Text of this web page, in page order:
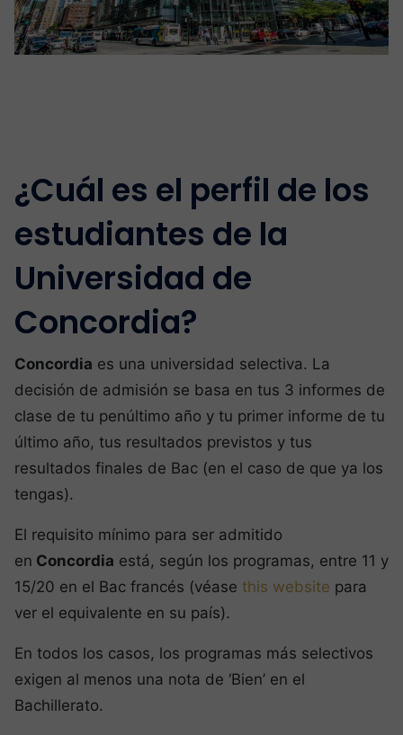
¿Cuál es el perfil de los
estudiantes de la
Universidad de
Concordia?
Concordia es una universidad selectiva. La
decisión de admisión se basa en tus 3 informes de
clase de tu penúltimo año y tu primer informe de tu
último año, tus resultados previstos y tus
resultados finales de Bac (en el caso de que ya los
tengas).
El requisito mínimo para ser admitido
en Concordia está, según los programas, entre 11 y
15/20 en el Bac francés (véase this website para
ver el equivalente en su país).
En todos los casos, los programas más selectivos
exigen al menos una nota de ‘Bien’ en el
Bachillerato.